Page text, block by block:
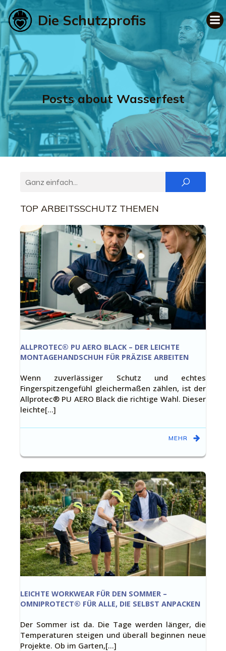
Die Schutzprofis
Posts about Wasserfest
TOP ARBEITSSCHUTZ THEMEN
ALLPROTEC® PU AERO BLACK – DER LEICHTE
MONTAGEHANDSCHUH FÜR PRÄZISE ARBEITEN
Wenn zuverlässiger Schutz und echtes
Fingerspitzengefühl gleichermaßen zählen, ist der
Allprotec® PU AERO Black die richtige Wahl. Dieser
leichte[…]
MEHR
LEICHTE WORKWEAR FÜR DEN SOMMER –
OMNIPROTECT® FÜR ALLE, DIE SELBST ANPACKEN
Der Sommer ist da. Die Tage werden länger, die
Temperaturen steigen und überall beginnen neue
Projekte. Ob im Garten,[…]